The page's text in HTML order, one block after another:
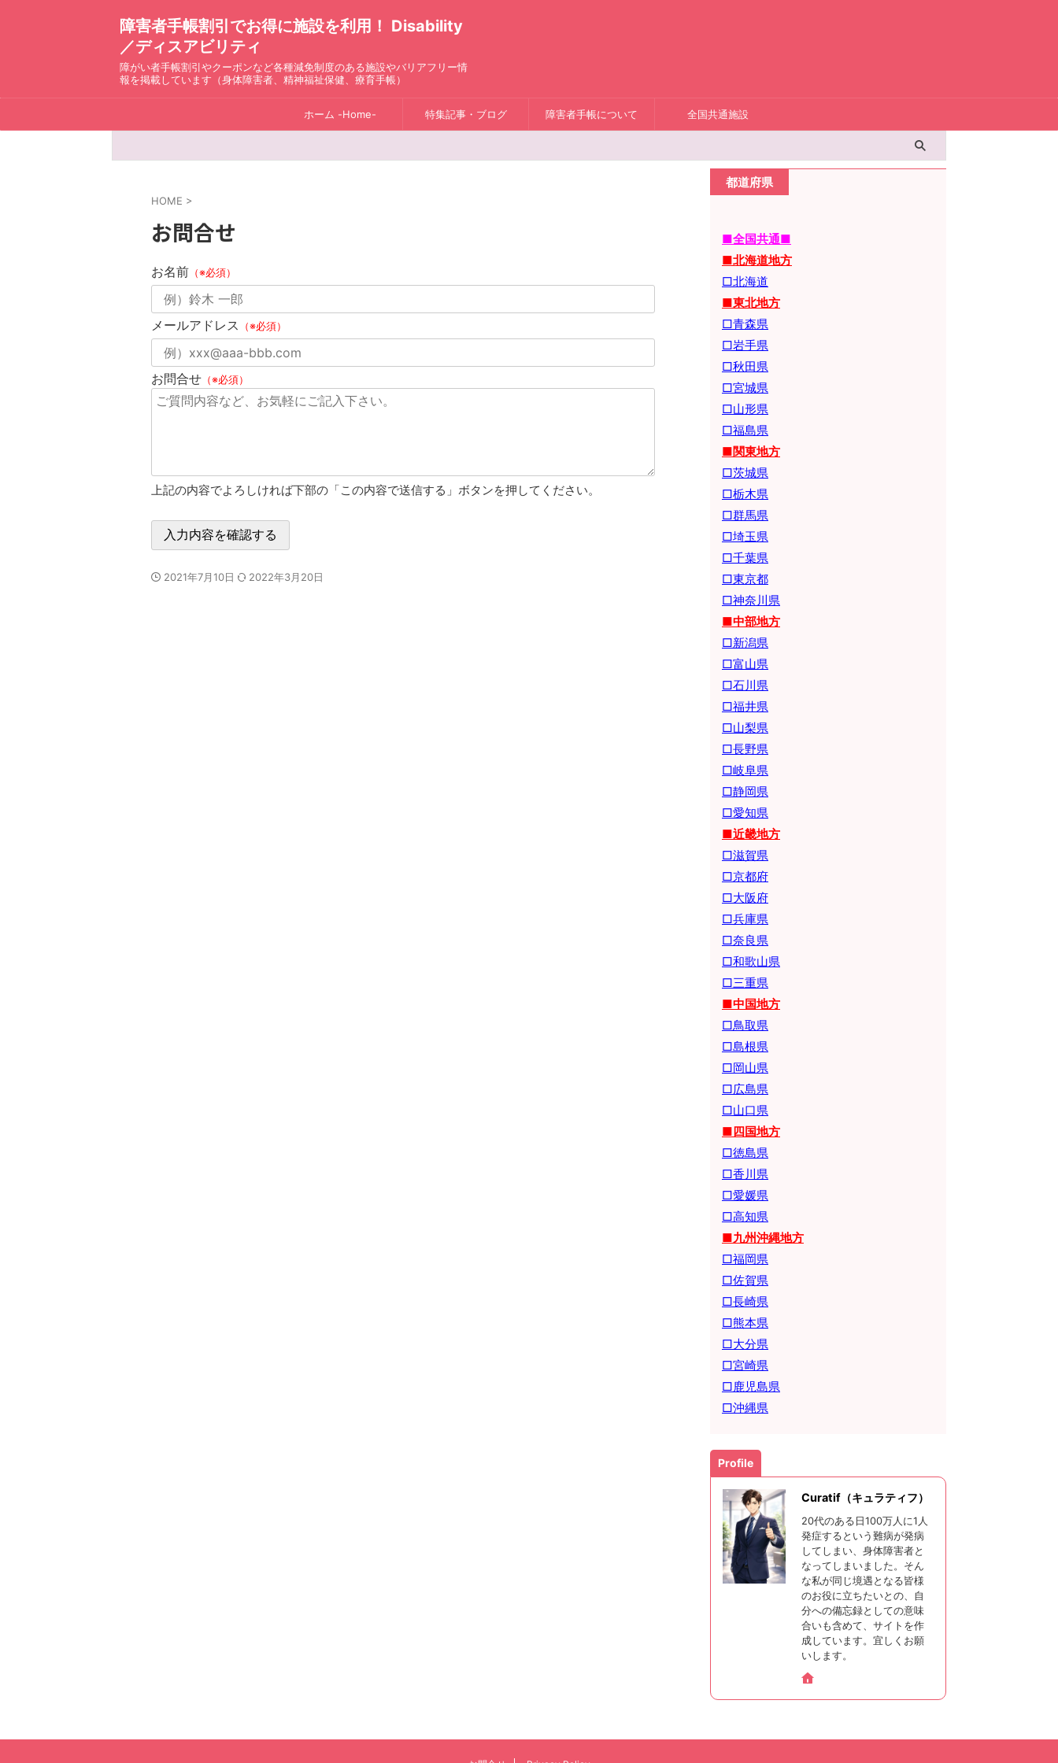
障害者手帳割引でお得に施設を利用！ Disability
／ディスアビリティ
障がい者手帳割引やクーポンなど各種減免制度のある施設やバリアフリー情
報を掲載しています（身体障害者、精神福祉保健、療育手帳）
ホーム -Home- 特集記事・ブログ 障害者手帳について 全国共通施設
HOME >
お問合せ
お名前 （※必須）
メールアドレス （※必須）
お問合せ （※必須）
上記の内容でよろしければ下部の「この内容で送信する」ボタンを押してください。
2021年7月10日 2022年3月20日
都道府県
■全国共通■
■北海道地方
□北海道
■東北地方
□青森県
□岩手県
□秋田県
□宮城県
□山形県
□福島県
■関東地方
□茨城県
□栃木県
□群馬県
□埼玉県
□千葉県
□東京都
□神奈川県
■中部地方
□新潟県
□富山県
□石川県
□福井県
□山梨県
□長野県
□岐阜県
□静岡県
□愛知県
■近畿地方
□滋賀県
□京都府
□大阪府
□兵庫県
□奈良県
□和歌山県
□三重県
■中国地方
□鳥取県
□島根県
□岡山県
□広島県
□山口県
■四国地方
□徳島県
□香川県
□愛媛県
□高知県
■九州沖縄地方
□福岡県
□佐賀県
□長崎県
□熊本県
□大分県
□宮崎県
□鹿児島県
□沖縄県
Profile
Curatif（キュラティフ）
20代のある日100万人に1人
発症するという難病が発病
してしまい、身体障害者と
なってしまいました。そん
な私が同じ境遇となる皆様
のお役に立ちたいとの、自
分への備忘録としての意味
合いも含めて、サイトを作
成しています。宜しくお願
いします。